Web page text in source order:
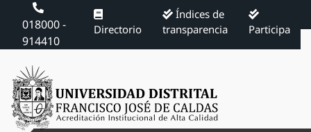
018000 -
914410
Directorio
Índices de
transparencia
Participa